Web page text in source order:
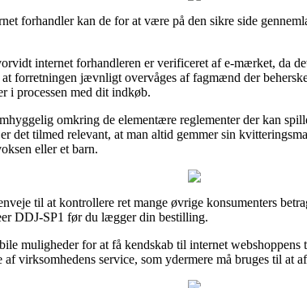
forhandler kan de for at være på den sikre side
internet forhandleren er verificeret af e-mærket, da
forretningen jævnligt overvåges af fagmænd der
i processen med dit indkøb.
omkring de elementære reglementer der kan
det tilmed relevant, at man altid gemmer sin
eller et barn.
til at kontrollere ret mange øvrige konsumenters
DDJ-SP1 før du lægger din bestilling.
muligheder for at få kendskab til internet
virksomhedens service, som ydermere må bruges til at